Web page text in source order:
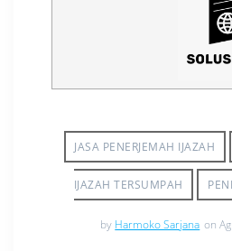
JASA PENERJEMAH IJAZAH
IJAZAH TERSUMPAH
by Harmoko Sarjana on